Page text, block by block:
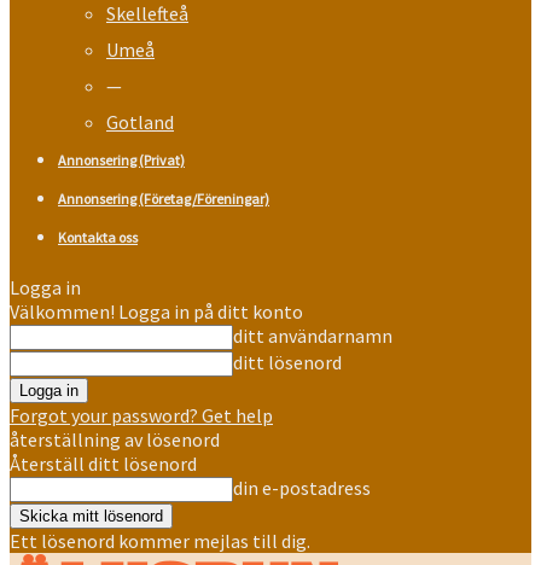
Skellefteå
Umeå
—
Gotland
Annonsering (Privat)
Annonsering (Företag/Föreningar)
Kontakta oss
Logga in
Välkommen! Logga in på ditt konto
ditt användarnamn
ditt lösenord
Forgot your password? Get help
återställning av lösenord
Återställ ditt lösenord
din e-postadress
Ett lösenord kommer mejlas till dig.